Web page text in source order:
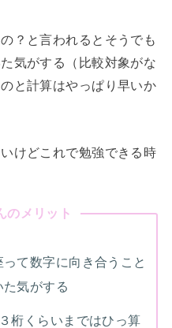
？と言われるとそうでも
気がする（比較対象がな
と計算はやっぱり早いか
けどこれで勉強できる時
メリット
て数字に向き合うこと
気がする
桁くらいまではひっ算